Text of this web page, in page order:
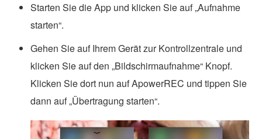
Starten Sie die App und klicken Sie auf „Aufnahme
starten“.
Gehen Sie auf Ihrem Gerät zur Kontrollzentrale und
klicken Sie auf den „Bildschirmaufnahme“ Knopf.
Klicken Sie dort nun auf ApowerREC und tippen Sie
dann auf „Übertragung starten“.